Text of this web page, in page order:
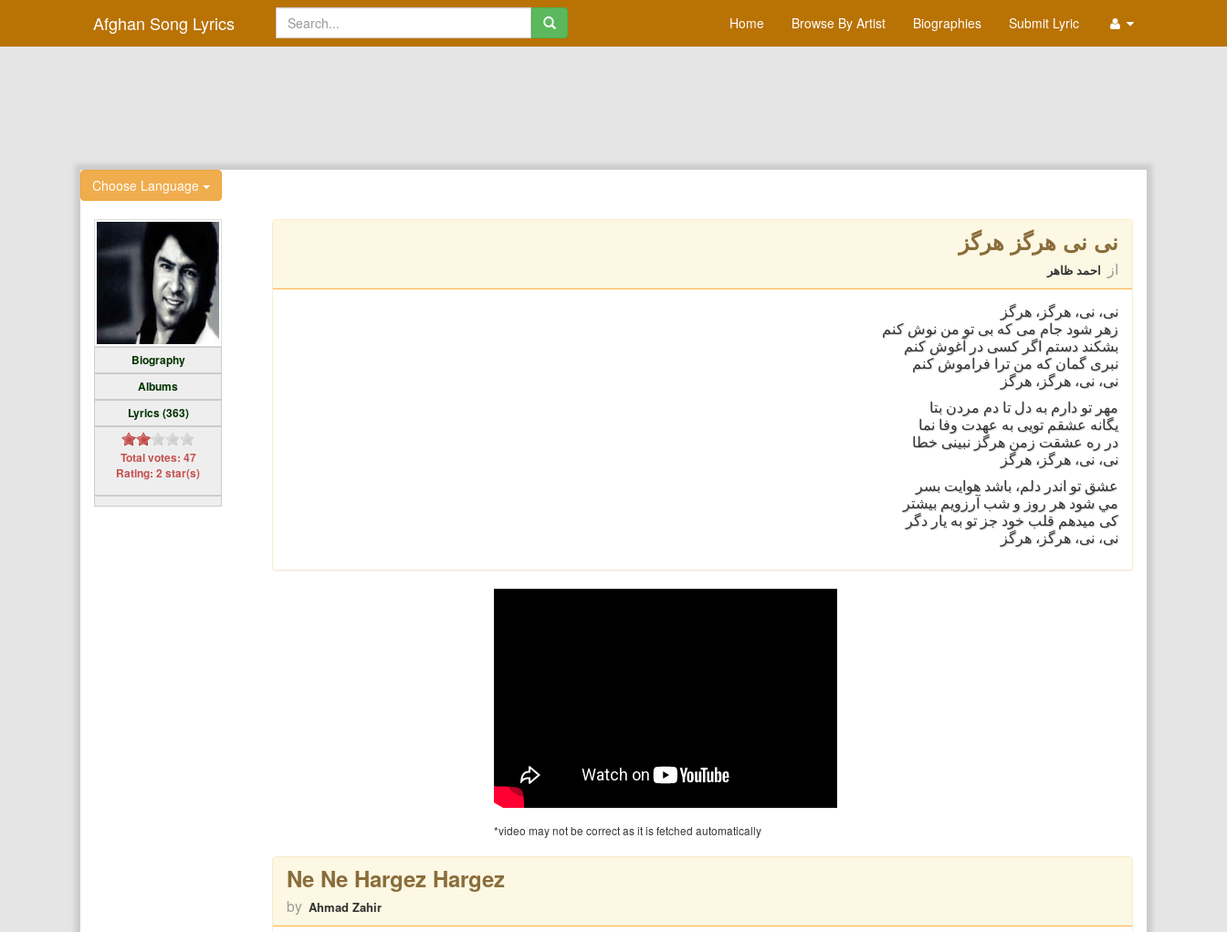
Afghan Song Lyrics Home Browse By Artist Biographies Submit Lyric
Choose Language
Biography
Albums
Lyrics (363)
Total votes: 47
Rating: 2 star(s)
نی نی هرگز هرگز
از احمد ظاهر
نی، نی، هرگز، هرگز
زهر شود جام می که بی تو من نوش کنم
بشکند دستم اگر کسی در آغوش کنم
نبری گمان که من ترا فراموش کنم
نی، نی، هرگز، هرگز
مهر تو دارم به دل تا دم مردن بتا
يگانه عشقم تويی به عهدت وفا نما
در ره عشقت زمن هرگز نبينی خطا
نی، نی، هرگز، هرگز
عشق تو اندر دلم، باشد هوايت بسر
مي شود هر روز و شب آرزويم بيشتر
کی ميدهم قلب خود جز تو به يار دگر
نی، نی، هرگز، هرگز
*video may not be correct as it is fetched automatically
Ne Ne Hargez Hargez
by Ahmad Zahir